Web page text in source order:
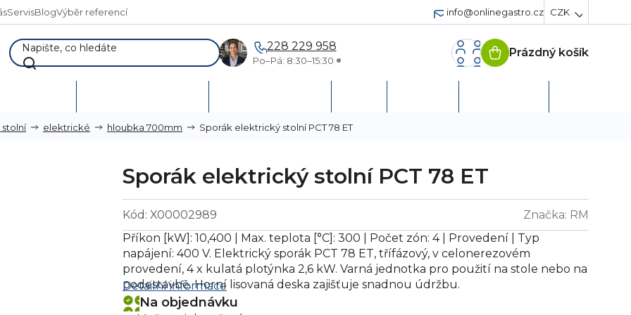
ServisBlogVýběr referencí info@onlinegastro.cz CZK
228 229 958
Po–Pá: 8:30–15:30
Nákupní
Prázdný košík
stolní elektrické hloubka 700mm Sporák elektrický stolní PCT 78 ET
Sporák elektrický stolní PCT 78 ET
Značka: RM
Kód: X00002989
Na objednávku
Příkon [kW]: 10,400 | Max. teplota [°C]: 300 | Počet zón: 4 | Provedení | Typ
napájení: 400 V. Elektrický sporák PCT 78 ET, třífázový, v celonerezovém
provedení, 4 x kulatá plotýnka 2,6 kW. Varná jednotka pro použití na stole nebo na
podestavbě. Horní lisovaná deska zajišťuje snadnou údržbu.
Detailní informace